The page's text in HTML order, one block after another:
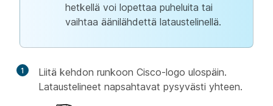
hetkellä voi lopettaa puheluita tai
vaihtaa äänilähdettä lataustelinellä.
1
Liitä kehdon runkoon Cisco-logo ulospäin.
Lataustelineet napsahtavat pysyvästi yhteen.